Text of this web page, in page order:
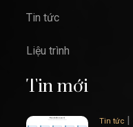
Tin tức
Liệu trình
Tin mới
Tin tức |